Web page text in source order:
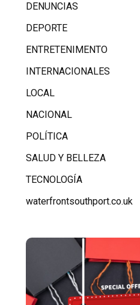
DENUNCIAS
DEPORTE
ENTRETENIMENTO
INTERNACIONALES
LOCAL
NACIONAL
POLÍTICA
SALUD Y BELLEZA
TECNOLOGÍA
waterfrontsouthport.co.uk